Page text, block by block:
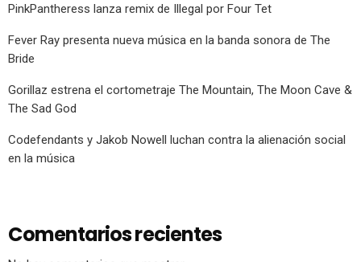
PinkPantheress lanza remix de Illegal por Four Tet
Fever Ray presenta nueva música en la banda sonora de The
Bride
Gorillaz estrena el cortometraje The Mountain, The Moon Cave &
The Sad God
Codefendants y Jakob Nowell luchan contra la alienación social
en la música
Comentarios recientes